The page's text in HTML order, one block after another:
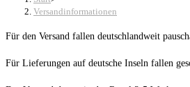
Versandinformationen
Für den Versand fallen deutschlandweit
Für Lieferungen auf deutsche Inseln fallen